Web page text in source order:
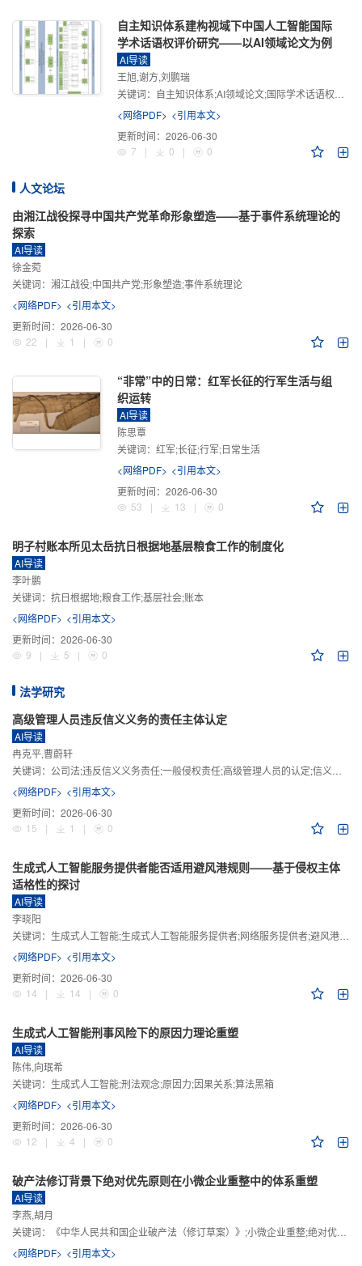
自主知识体系建构视域下中国人工智能国际
学术话语权评价研究——以AI领域论文为例
AI导读
王旭,谢方,刘鹏瑞
关键词： 自主知识体系;AI领域论文;国际学术话语权评价;学术影响力;学术感知力;学术传播力;学术引领力
<网络PDF> <引用本文>
更新时间： 2026-06-30
7
| 0 | 0
人文论坛
由湘江战役探寻中国共产党革命形象塑造——基于事件系统理论的
探索
AI导读
徐金菀
关键词： 湘江战役;中国共产党;形象塑造;事件系统理论
<网络PDF> <引用本文>
更新时间： 2026-06-30
22
| 1 | 0
“非常”中的日常：红军长征的行军生活与组
织运转
AI导读
陈思覃
关键词： 红军;长征;行军;日常生活
<网络PDF> <引用本文>
更新时间： 2026-06-30
53
| 13 | 0
明子村账本所见太岳抗日根据地基层粮食工作的制度化
AI导读
李叶鹏
关键词： 抗日根据地;粮食工作;基层社会;账本
<网络PDF> <引用本文>
更新时间： 2026-06-30
9
| 5 | 0
法学研究
高级管理人员违反信义义务的责任主体认定
AI导读
冉克平,曹蔚轩
关键词： 公司法;违反信义义务责任;一般侵权责任;高级管理人员的认定;信义义务
<网络PDF> <引用本文>
更新时间： 2026-06-30
15
| 1 | 0
生成式人工智能服务提供者能否适用避风港规则——基于侵权主体
适格性的探讨
AI导读
李晓阳
关键词： 生成式人工智能;生成式人工智能服务提供者;网络服务提供者;避风港规则;版权责任
<网络PDF> <引用本文>
更新时间： 2026-06-30
14
| 14 | 0
生成式人工智能刑事风险下的原因力理论重塑
AI导读
陈伟,向珉希
关键词： 生成式人工智能;刑法观念;原因力;因果关系;算法黑箱
<网络PDF> <引用本文>
更新时间： 2026-06-30
12
| 4 | 0
破产法修订背景下绝对优先原则在小微企业重整中的体系重塑
AI导读
李燕,胡月
关键词：
《中华人民共和国企业破产法（修订草案）》;小微企业重整;绝对优先原则;股东权益保留;预期可支配收入标准
<网络PDF> <引用本文>